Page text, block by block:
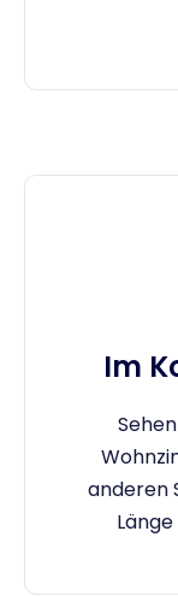
Im
anderen